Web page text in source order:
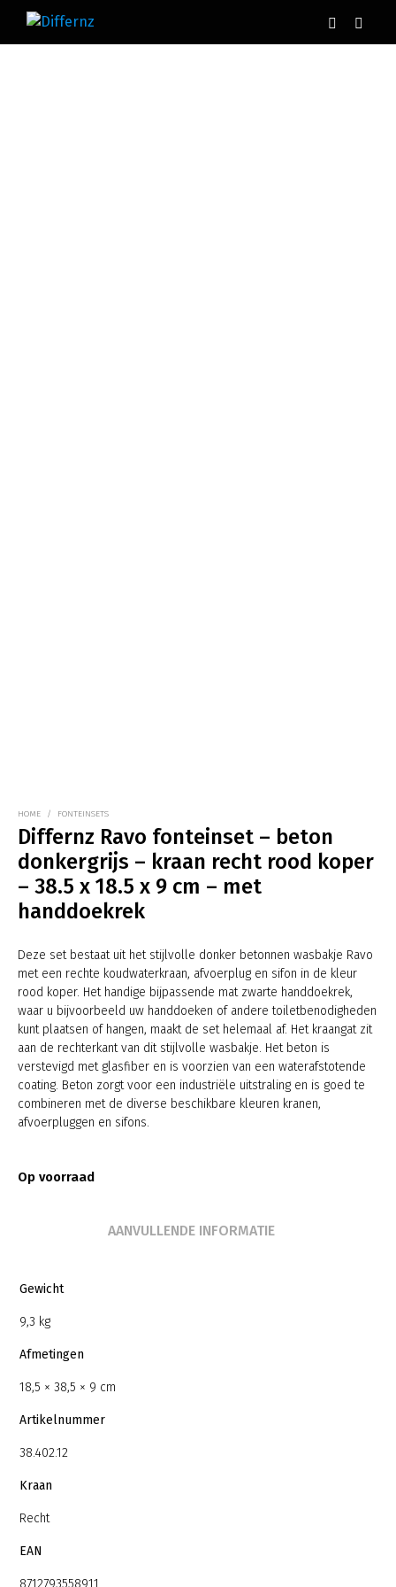
HOME / FONTEINSETS
Differnz Ravo fonteinset – beton
donkergrijs – kraan recht rood koper
– 38.5 x 18.5 x 9 cm – met
handdoekrek
Deze set bestaat uit het stijlvolle donker betonnen wasbakje Ravo
met een rechte koudwaterkraan, afvoerplug en sifon in de kleur
rood koper. Het handige bijpassende mat zwarte handdoekrek,
waar u bijvoorbeeld uw handdoeken of andere toiletbenodigheden
kunt plaatsen of hangen, maakt de set helemaal af. Het kraangat zit
aan de rechterkant van dit stijlvolle wasbakje. Het beton is
verstevigd met glasfiber en is voorzien van een waterafstotende
coating. Beton zorgt voor een industriële uitstraling en is goed te
combineren met de diverse beschikbare kleuren kranen,
afvoerpluggen en sifons.
Op voorraad
AANVULLENDE INFORMATIE
Gewicht
9,3 kg
Afmetingen
18,5 × 38,5 × 9 cm
Artikelnummer
38.402.12
Kraan
Recht
EAN
8712793558911